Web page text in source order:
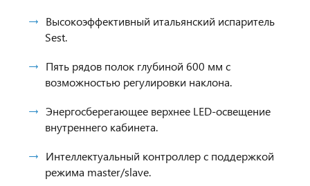
Высокоэффективный итальянский испаритель
Sest.
Пять рядов полок глубиной 600 мм с
возможностью регулировки наклона.
Энергосберегающее верхнее LED-освещение
внутреннего кабинета.
Интеллектуальный контроллер с поддержкой
режима master/slave.